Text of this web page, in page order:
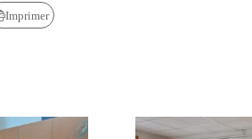
Imprimer